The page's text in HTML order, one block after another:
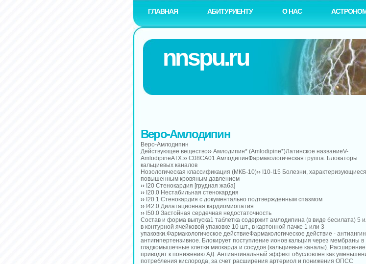
ГЛАВНАЯ АБИТУРИЕНТУ О НАС
nnspu.ru
Веро-Амлодипин
Веро-Амлодипин
Действующее вещество›› Амлодипин* (Amlodipine*)Латинское названиеV-
AmlodipineАТХ:›› C08CA01 АмлодипинФармакологическая группа: Блокаторы
кальциевых каналов
Нозологическая классификация (МКБ-10)›› I10-I15 Болезни, характеризующиеся
повышенным кровяным давлением
›› I20 Стенокардия [грудная жаба]
›› I20.0 Нестабильная стенокардия
›› I20.1 Стенокардия с документально подтвержденным спазмом
›› I42.0 Дилатационная кардиомиопатия
›› I50.0 Застойная сердечная недостаточность
Состав и форма выпуска1 таблетка содержит амлодипина (в виде бесилата) 5
в контурной ячейковой упаковке 10 шт., в картонной пачке 1 или 3
упаковки.Фармакологическое действиеФармакологическое действие -
антигипертензивное. Блокирует поступление ионов кальция через мембраны в
гладкомышечные клетки миокарда и сосудов (кальциевые каналы). Расширение
приводит к понижению АД. Антиангинальный эффект обусловлен как
потребления кислорода, за счет расширения артериол и понижения ОПСС